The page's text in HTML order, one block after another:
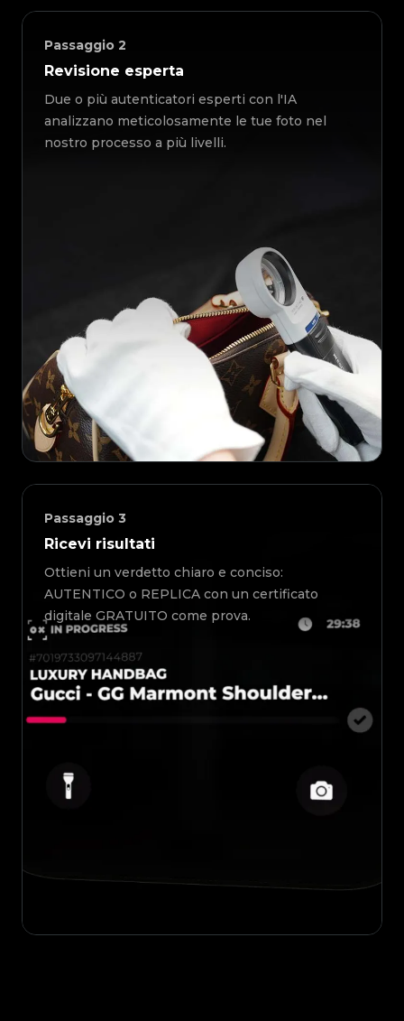
Passaggio 2
Revisione esperta
Due o più autenticatori esperti con l'IA
analizzano meticolosamente le tue foto nel
nostro processo a più livelli.
Passaggio 3
Ricevi risultati
Ottieni un verdetto chiaro e conciso:
AUTENTICO o REPLICA con un certificato
digitale GRATUITO come prova.